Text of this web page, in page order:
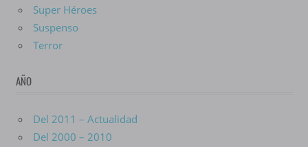
Super Héroes
Suspenso
Terror
AÑO
Del 2011 – Actualidad
Del 2000 – 2010